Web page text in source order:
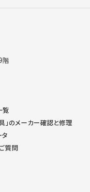
階
覧
」のメーカー確認と修理
質問